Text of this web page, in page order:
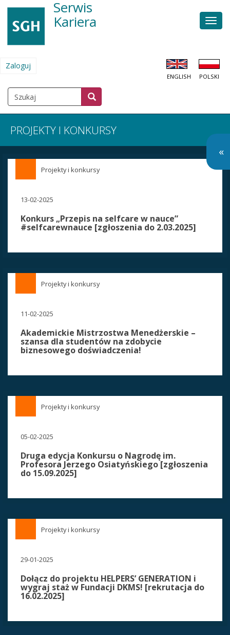
Przejdź
treści
Serwis
Kariera
MENU
UŻYTKOWNIKA
Zaloguj
ENGLISH POLSKI
SZUKAJ
Szukaj Szukaj
«
PROJEKTY I KONKURSY
13-02-2025
Konkurs „Przepis na selfcare w nauce”
#selfcarewnauce [zgłoszenia do 2.03.2025]
Projekty i konkursy
11-02-2025
Akademickie Mistrzostwa Menedżerskie –
szansa dla studentów na zdobycie
biznesowego doświadczenia!
Projekty i konkursy
05-02-2025
Druga edycja Konkursu o Nagrodę im.
Profesora Jerzego Osiatyńskiego [zgłoszenia
do 15.09.2025]
Projekty i konkursy
29-01-2025
Dołącz do projektu HELPERS’ GENERATION i
wygraj staż w Fundacji DKMS! [rekrutacja do
16.02.2025]
Projekty i konkursy